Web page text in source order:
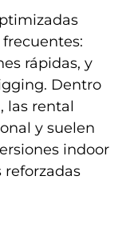
rápidas, y
Dentro
las rental
y suelen
indoor
reforzadas